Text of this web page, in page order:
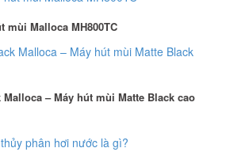
mùi Malloca MH800TC
– Máy hút mùi Matte Black cao